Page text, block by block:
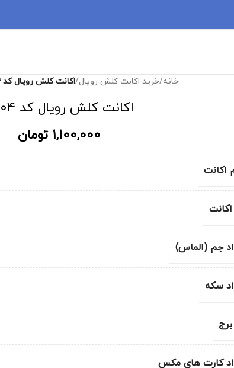
خانه/خرید اکانت کلش رویال/اکانت کلش رویال کد 5004
اکانت کلش رویال کد 5004
1,100,000 تومان
اکانت
جم (الماس)
سکه
کارت های مکس